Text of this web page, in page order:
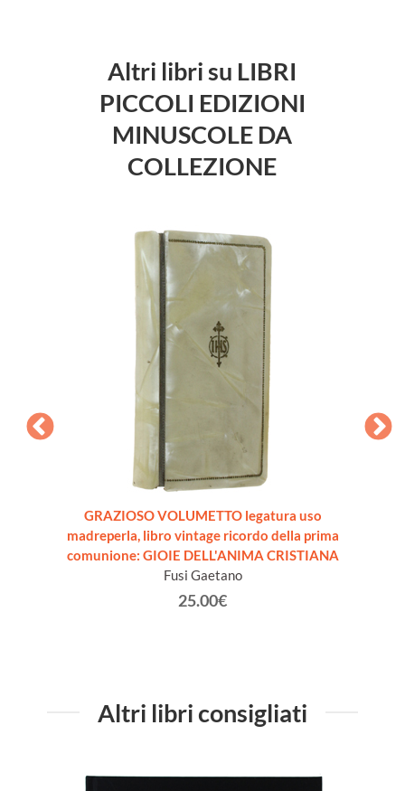
Altri libri su LIBRI
PICCOLI EDIZIONI
MINUSCOLE DA
COLLEZIONE
GRAZIOSO VOLUMETTO legatura uso
madreperla, libro vintage ricordo della prima
comunione: GIOIE DELL'ANIMA CRISTIANA
Fusi Gaetano
25.00€
Altri libri consigliati